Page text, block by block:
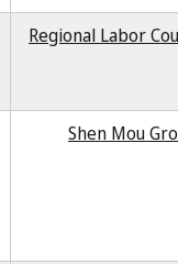
Regional Labor
Shen Mou